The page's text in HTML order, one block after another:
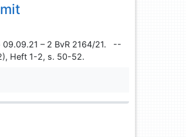
09.09.21 – 2 BvR 2164/21. --
Heft 1-2, s. 50-52.